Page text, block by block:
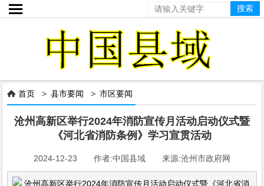

 首页 >县市要闻 >市区要闻
沧州高新区举行2024年消防宣传月活动启动仪式暨
《河北省消防条例》学习宣贯活动
2024-12-23 作者:中国县域 来源:沧州市政府网